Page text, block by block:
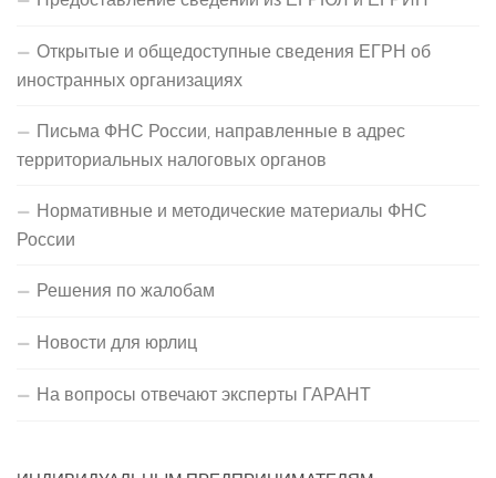
Открытые и общедоступные сведения ЕГРН об
иностранных организациях
Письма ФНС России, направленные в адрес
территориальных налоговых органов
Нормативные и методические материалы ФНС
России
Решения по жалобам
Новости для юрлиц
На вопросы отвечают эксперты ГАРАНТ